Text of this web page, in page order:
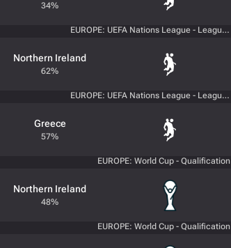
34%
EUROPE: UEFA Nations League - League C - Round 2
Northern Ireland
62%
EUROPE: UEFA Nations League - League C - Round 1
Greece
57%
EUROPE: World Cup - Qualification
Northern Ireland
48%
EUROPE: World Cup - Qualification